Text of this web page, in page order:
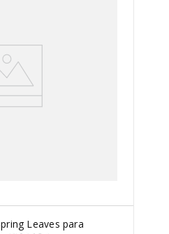
Leaves para